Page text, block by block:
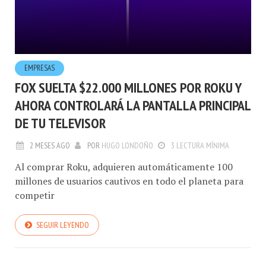
EMPRESAS
FOX SUELTA $22.000 MILLONES POR ROKU Y
AHORA CONTROLARÁ LA PANTALLA PRINCIPAL
DE TU TELEVISOR
2 MESES AGO POR HUGO LONDOÑO 3 LECTURA MÍNIMA
Al comprar Roku, adquieren automáticamente 100
millones de usuarios cautivos en todo el planeta para
competir
SEGUIR LEYENDO